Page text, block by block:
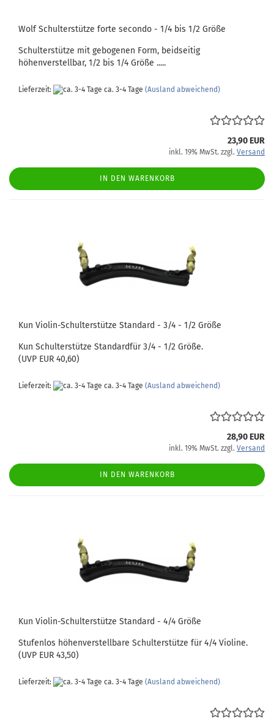
Wolf Schulterstütze forte secondo - 1/4 bis 1/2 Größe
Schulterstütze mit gebogenen Form, beidseitig
höhenverstellbar, 1/2 bis 1/4 Größe .....
Lieferzeit: ca. 3-4 Tage (Ausland abweichend)
23,90 EUR
inkl. 19% MwSt. zzgl. Versand
IN DEN WARENKORB
Kun Violin-Schulterstütze Standard - 3/4 - 1/2 Größe
Kun Schulterstütze Standardfür 3/4 - 1/2 Größe.
(UVP EUR 40,60)
Lieferzeit: ca. 3-4 Tage (Ausland abweichend)
28,90 EUR
inkl. 19% MwSt. zzgl. Versand
IN DEN WARENKORB
Kun Violin-Schulterstütze Standard - 4/4 Größe
Stufenlos höhenverstellbare Schulterstütze für 4/4 Violine.
(UVP EUR 43,50)
Lieferzeit: ca. 3-4 Tage (Ausland abweichend)